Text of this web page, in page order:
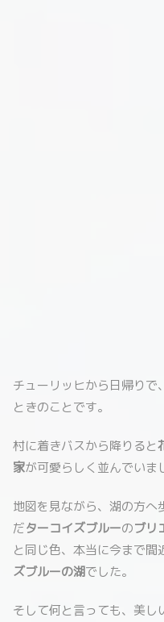
チューリッヒから日帰りで
ときのことです。
村に着きバスから降りると
家が可愛らしく並んでいま
地図を見ながら、湖の方へ
だターコイズブルーのブリ
と同じ色、本当に今まで間
ズブルーの湖でした。
そして何と言っても、美し